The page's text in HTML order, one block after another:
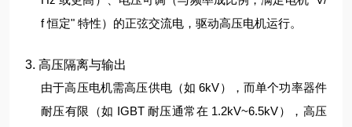
f 恒定" 特性）的正弦交流电，驱动高压电机运行。
3. 高压隔离与输出
由于高压电机需高压供电（如 6kV），而单个功率器件
耐压有限（如 IGBT 耐压通常在 1.2kV~6.5kV），高压